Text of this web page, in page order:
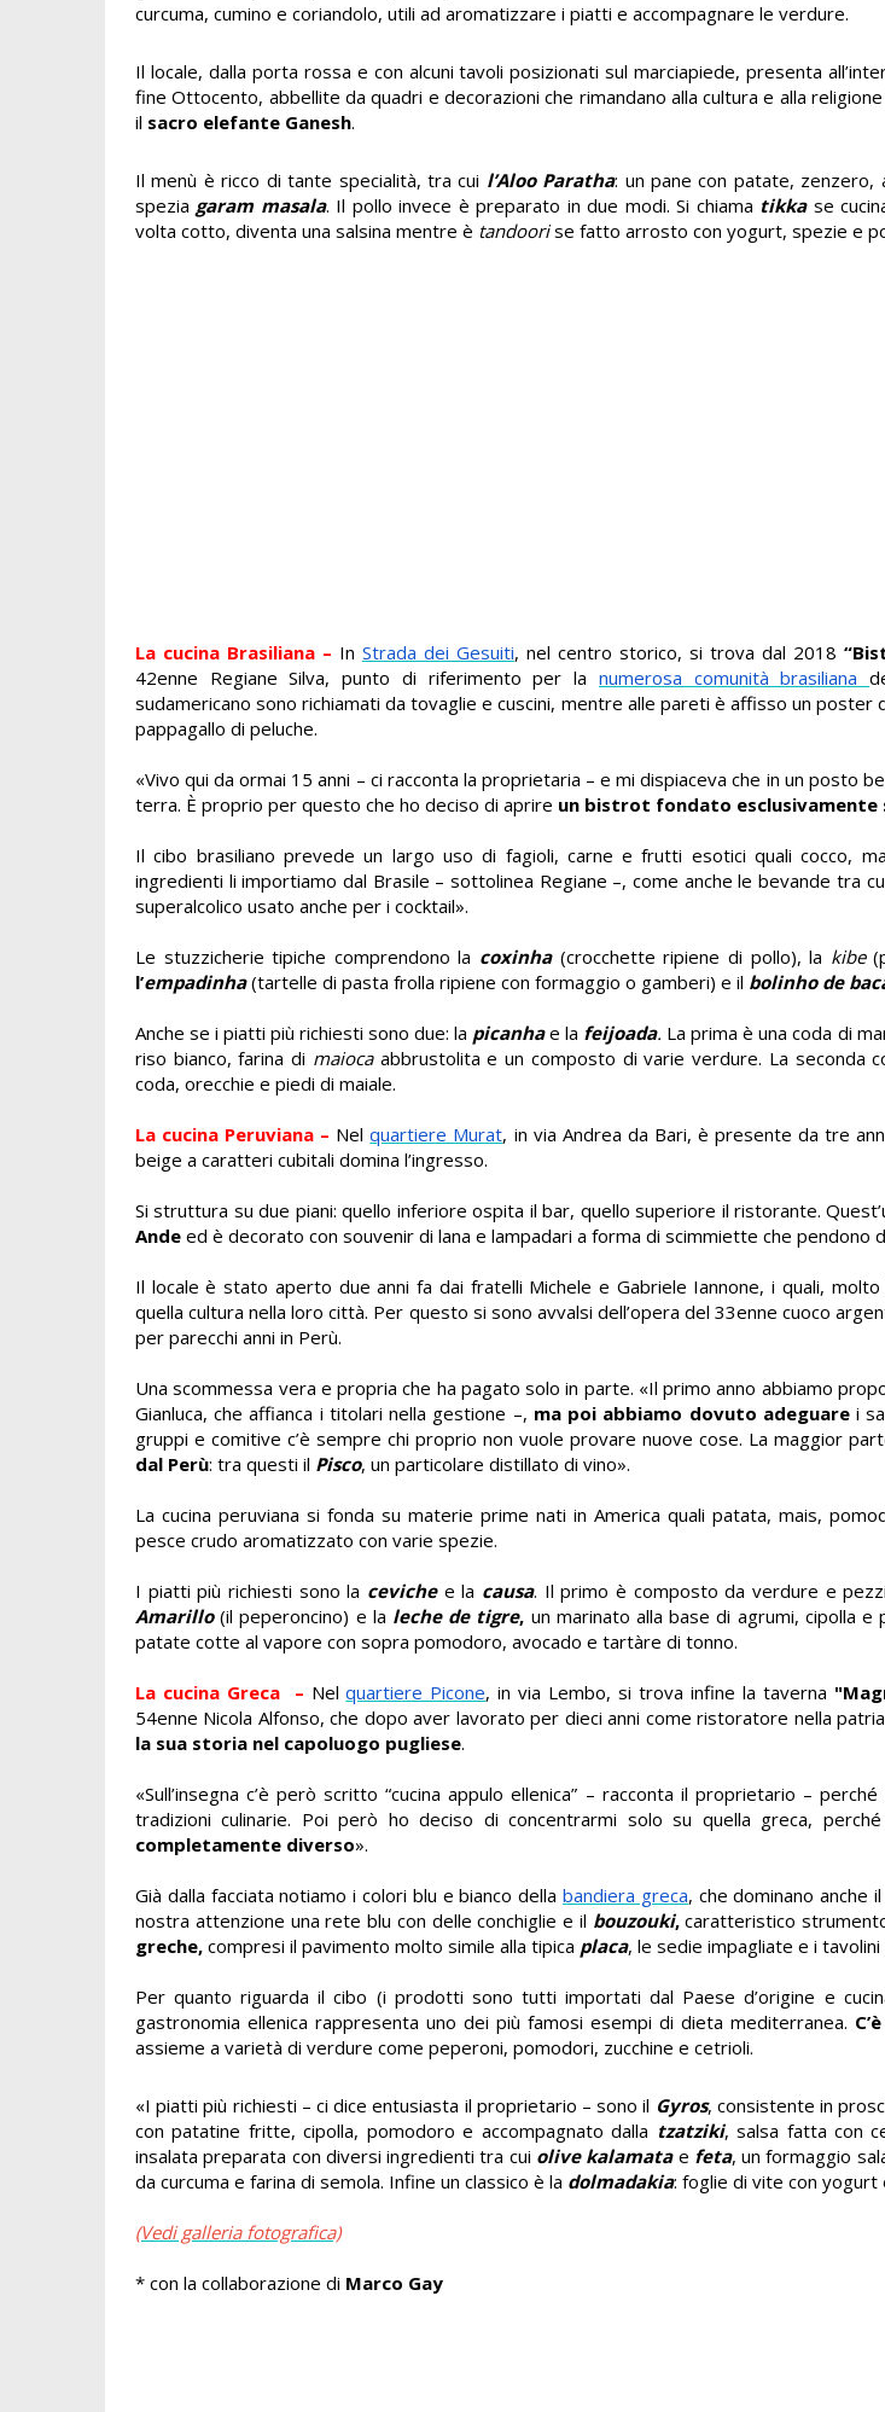
curcuma, cumino e coriandolo, utili ad aromatizzare i piatti e accompagnare le verdure.
Il locale, dalla porta rossa e con alcuni tavoli posizionati sul marciapiede, presenta
fine Ottocento, abbellite da quadri e decorazioni che rimandano alla cultura e alla
il sacro elefante Ganesh.
Il menù è ricco di tante specialità, tra cui l’Aloo Paratha: un pane con patate, zenzero,
spezia garam masala. Il pollo invece è preparato in due modi. Si chiama tikka se
volta cotto, diventa una salsina mentre è tandoorise fatto arrosto con yogurt, spezie e
La cucina Brasiliana – In Strada dei Gesuiti, nel centro storico, si trova dal 2018
42enne Regiane Silva, punto di riferimento per la numerosa comunità brasiliana
sudamericano sono richiamati da tovaglie e cuscini, mentre alle pareti è affisso un
pappagallo di peluche.
«Vivo qui da ormai 15 anni – ci racconta la proprietaria – e mi dispiaceva che in un posto
terra. È proprio per questo che ho deciso di aprire un bistrot fondato
Il cibo brasiliano prevede un largo uso di fagioli, carne e frutti esotici quali cocco,
ingredienti li importiamo dal Brasile – sottolinea Regiane –, come anche le bevande tra
superalcolico usato anche per i cocktail».
Le stuzzicherie tipiche comprendono la coxinha (crocchette ripiene di pollo), la kibe
l’empadinha (tartelle di pasta frolla ripiene con formaggio o gamberi) e il bolinho de
Anche se i piatti più richiesti sono due: la picanhae la feijoada. La prima è una coda di
riso bianco, farina di maiocaabbrustolita e un composto di varie verdure. La seconda
coda, orecchie e piedi di maiale.
La cucina Peruviana – Nelquartiere Murat, in via Andrea da Bari, è presente da tre
beige a caratteri cubitali domina l’ingresso.
Si struttura su due piani: quello inferiore ospita il bar, quello superiore il ristorante.
Ande ed è decorato con souvenir di lana e lampadari a forma di scimmiette che pendono
Il locale è stato aperto due anni fa dai fratelli Michele e Gabriele Iannone, i quali,
quella cultura nella loro città. Per questo si sono avvalsi dell’opera del 33enne cuoco
per parecchi anni in Perù.
Una scommessa vera e propria che ha pagato solo in parte. «Il primo anno abbiamo
Gianluca, che affianca i titolari nella gestione –, ma poi abbiamo dovuto adeguarei
gruppi e comitive c’è sempre chi proprio non vuole provare nuove cose. La maggior
dal Perù: tra questi il Pisco, un particolare distillato di vino».
La cucina peruviana si fonda su materie prime nati in America quali patata, mais,
pesce crudo aromatizzato con varie spezie.
I piatti più richiesti sono la cevichee la causa. Il primo è composto da verdure e
Amarillo(il peperoncino) e la leche de tigre, un marinato alla base di agrumi, cipolla
patate cotte al vapore con sopra pomodoro, avocado e tartàre di tonno.
La cucina Greca – Nelquartiere Picone, in via Lembo, si trova infine la taverna
54enne Nicola Alfonso, che dopo aver lavorato per dieci anni come ristoratore nella
la sua storia nel capoluogo pugliese.
«Sull’insegna c’è però scritto “cucina appulo ellenica” – racconta il proprietario –
tradizioni culinarie. Poi però ho deciso di concentrarmi solo su quella greca,
completamente diverso».
Già dalla facciata notiamo i colori blu e bianco dellabandiera greca, che dominano anche
nostra attenzione una rete blu con delle conchiglie e il bouzouki,caratteristico
greche, compresi il pavimento molto simile alla tipica placa, le sedie impagliate e i
Per quanto riguarda il cibo (i prodotti sono tutti importatidal Paese d’origine e
gastronomia ellenica rappresenta uno dei più famosi esempi di dieta mediterranea.
assieme a varietà di verdure come peperoni, pomodori, zucchine e cetrioli.
«I piatti più richiesti – ci dice entusiasta il proprietario – sono il Gyros, consistente in
con patatine fritte, cipolla, pomodoro e accompagnato dalla tzatziki, salsa fatta con
insalata preparata con diversi ingredienti tra cui olive kalamata e feta, un formaggio
da curcuma e farina di semola. Infine un classico è la dolmadakia: foglie di vite con yogurt
(Vedi galleria fotografica)
* con la collaborazione di Marco Gay